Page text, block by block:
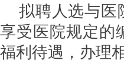
拟聘人选与医
享受医院规定的
福利待遇，办理